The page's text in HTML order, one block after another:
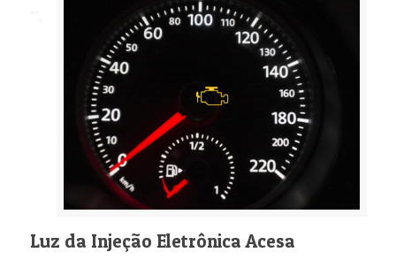
Luz da Injeção Eletrônica Acesa